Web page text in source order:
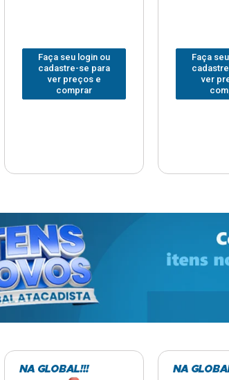
Faça seu login ou
cadastre-se para
ver preços e
comprar
Faça
ver